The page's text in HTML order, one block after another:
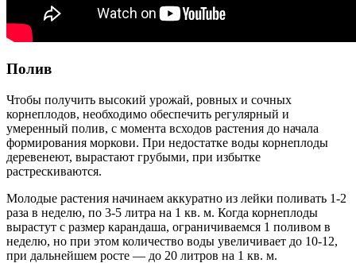
Полив
Чтобы получить высокий урожай, ровных и сочных
корнеплодов, необходимо обеспечить регулярный и
умеренный полив, с момента всходов растения до начала
формирования моркови. При недостатке воды корнеплоды
деревенеют, вырастают грубыми, при избытке
растрескиваются.
Молодые растения начинаем аккуратно из лейки поливать 1-2
раза в неделю, по 3-5 литра на 1 кв. м. Когда корнеплоды
вырастут с размер карандаша, ограничиваемся 1 поливом в
неделю, но при этом количество воды увеличивает до 10-12,
при дальнейшем росте — до 20 литров на 1 кв. м.